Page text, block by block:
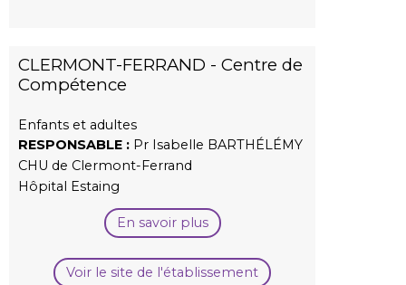
CLERMONT-FERRAND - Centre de
Compétence
Enfants et adultes
RESPONSABLE : Pr Isabelle BARTHÉLÉMY
CHU de Clermont-Ferrand
Hôpital Estaing
En savoir plus
Voir le site de l'établissement